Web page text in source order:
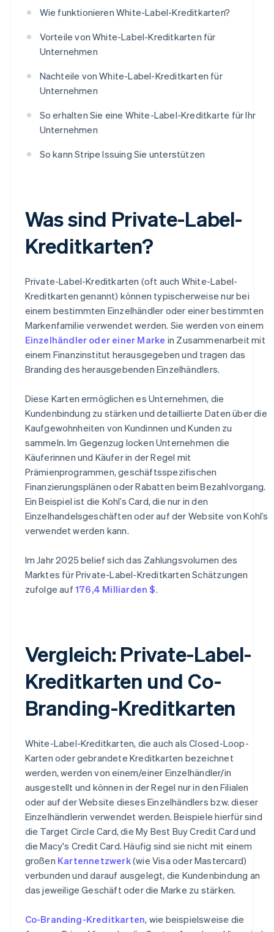
Wie funktionieren White-Label-Kreditkarten?
Vorteile von White-Label-Kreditkarten für
Unternehmen
Nachteile von White-Label-Kreditkarten für
Unternehmen
So erhalten Sie eine White-Label-Kreditkarte für Ihr
Unternehmen
So kann Stripe Issuing Sie unterstützen
Was sind Private-Label-
Kreditkarten?
Private-Label-Kreditkarten (oft auch White-Label-
Kreditkarten genannt) können typischerweise nur bei
einem bestimmten Einzelhändler oder einer bestimmten
Markenfamilie verwendet werden. Sie werden von einem
Einzelhändler oder einer Marke in Zusammenarbeit mit
einem Finanzinstitut herausgegeben und tragen das
Branding des herausgebenden Einzelhändlers.
Diese Karten ermöglichen es Unternehmen, die
Kundenbindung zu stärken und detaillierte Daten über die
Kaufgewohnheiten von Kundinnen und Kunden zu
sammeln. Im Gegenzug locken Unternehmen die
Käuferinnen und Käufer in der Regel mit
Prämienprogrammen, geschäftsspezifischen
Finanzierungsplänen oder Rabatten beim Bezahlvorgang.
Ein Beispiel ist die Kohl’s Card, die nur in den
Einzelhandelsgeschäften oder auf der Website von Kohl’s
verwendet werden kann.
Im Jahr 2025 belief sich das Zahlungsvolumen des
Marktes für Private-Label-Kreditkarten Schätzungen
zufolge auf 176,4 Milliarden $.
Vergleich: Private-Label-
Kreditkarten und Co-
Branding-Kreditkarten
White-Label-Kreditkarten, die auch als Closed-Loop-
Karten oder gebrandete Kreditkarten bezeichnet
werden, werden von einem/einer Einzelhändler/in
ausgestellt und können in der Regel nur in den Filialen
oder auf der Website dieses Einzelhändlers bzw. dieser
Einzelhändlerin verwendet werden. Beispiele hierfür sind
die Target Circle Card, die My Best Buy Credit Card und
die Macy's Credit Card. Häufig sind sie nicht mit einem
großen Kartennetzwerk(wie Visa oder Mastercard)
verbunden und darauf ausgelegt, die Kundenbindung an
das jeweilige Geschäft oder die Marke zu stärken.
Co-Branding-Kreditkarten, wie beispielsweise die